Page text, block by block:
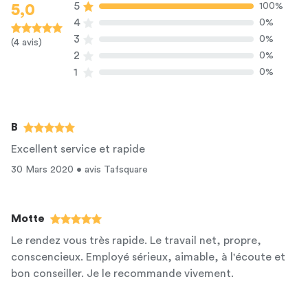
5,0
(4 avis)
5 100%
4 0%
3 0%
2 0%
1 0%
B
Excellent service et rapide
30 Mars 2020 • avis Tafsquare
Motte
Le rendez vous très rapide. Le travail net, propre,
conscencieux. Employé sérieux, aimable, à l'écoute et
bon conseiller. Je le recommande vivement.